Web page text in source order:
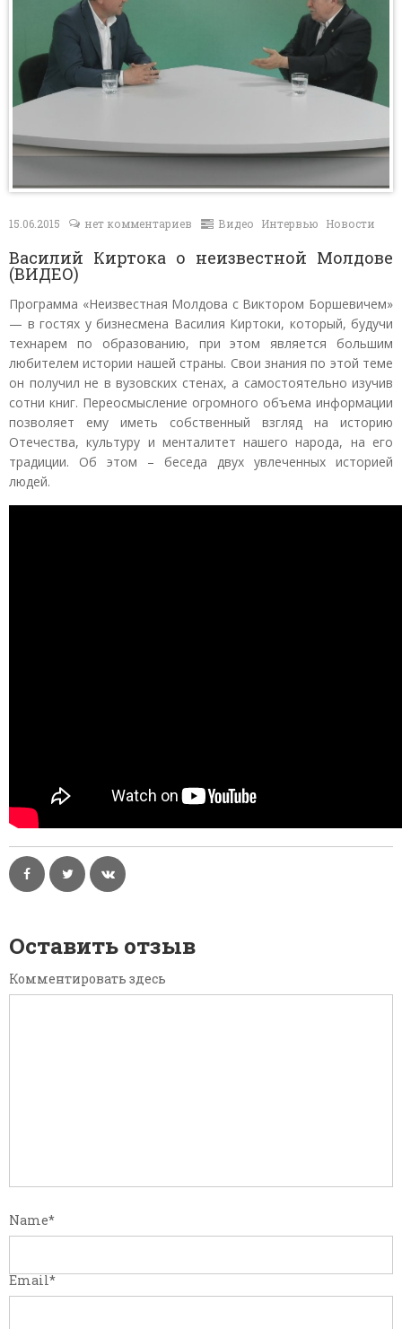
15.06.2015 нет комментариев Видео Интервью Новости
Василий Киртока о неизвестной Молдове
(ВИДЕО)
Программа «Неизвестная Молдова с Виктором Боршевичем»
— в гостях у бизнесмена Василия Киртоки, который, будучи
технарем по образованию, при этом является большим
любителем истории нашей страны. Свои знания по этой теме
он получил не в вузовских стенах, а самостоятельно изучив
сотни книг. Переосмысление огромного объема информации
позволяет ему иметь собственный взгляд на историю
Отечества, культуру и менталитет нашего народа, на его
традиции. Об этом – беседа двух увлеченных историей
людей.
Оставить отзыв
Комментировать здесь
Name*
Email*